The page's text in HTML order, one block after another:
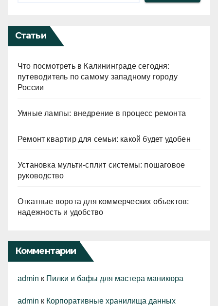
Статьи
Что посмотреть в Калининграде сегодня:
путеводитель по самому западному городу
России
Умные лампы: внедрение в процесс ремонта
Ремонт квартир для семьи: какой будет удобен
Установка мульти-сплит системы: пошаговое
руководство
Откатные ворота для коммерческих объектов:
надежность и удобство
Комментарии
admin к Пилки и бафы для мастера маникюра
admin к Корпоративные хранилища данных